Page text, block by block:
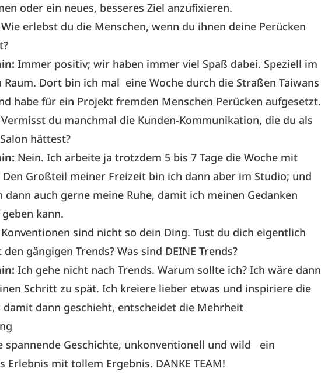
oder ein neues, besseres Ziel anzufixieren.
Wie erlebst du die Menschen, wenn du ihnen deine Perücken
Immer positiv; wir haben immer viel Spaß dabei. Speziell im
Raum. Dort bin ich mal eine Woche durch die Straßen Taiwans
habe für ein Projekt fremden Menschen Perücken aufgesetzt.
Vermisst du manchmal die Kunden-Kommunikation, die du als
hättest?
Nein. Ich arbeite ja trotzdem 5 bis 7 Tage die Woche mit
Den Großteil meiner Freizeit bin ich dann aber im Studio; und
dann auch gerne meine Ruhe, damit ich meinen Gedanken
kann.
Konventionen sind nicht so dein Ding. Tust du dich eigentlich
gängigen Trends? Was sind DEINE Trends?
Ich gehe nicht nach Trends. Warum sollte ich? Ich wäre dann
Schritt zu spät. Ich kreiere lieber etwas und inspiriere die
damit dann geschieht, entscheidet die Mehrheit
spannende Geschichte, unkonventionell und wild ein
Erlebnis mit tollem Ergebnis. DANKE TEAM!